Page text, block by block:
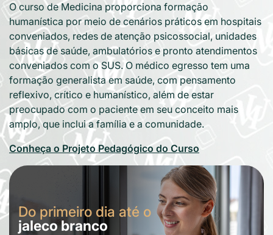
O curso de Medicina proporciona formação
humanística por meio de cenários práticos em hospitais
conveniados, redes de atenção psicossocial, unidades
básicas de saúde, ambulatórios e pronto atendimentos
conveniados com o SUS. O médico egresso tem uma
formação generalista em saúde, com pensamento
reflexivo, crítico e humanístico, além de estar
preocupado com o paciente em seu conceito mais
amplo, que inclui a família e a comunidade.
Conheça o Projeto Pedagógico do Curso
Do primeiro dia até o
jaleco branco